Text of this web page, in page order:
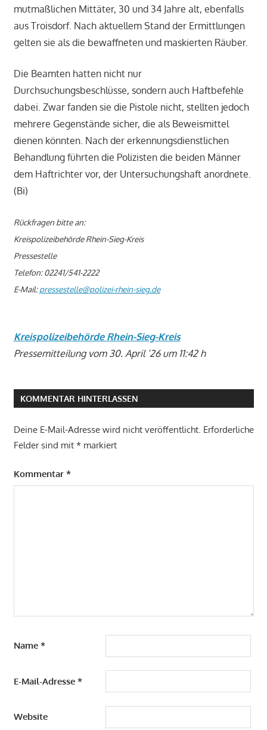
mutmaßlichen Mittäter, 30 und 34 Jahre alt, ebenfalls
aus Troisdorf. Nach aktuellem Stand der Ermittlungen
gelten sie als die bewaffneten und maskierten Räuber.
Die Beamten hatten nicht nur
Durchsuchungsbeschlüsse, sondern auch Haftbefehle
dabei. Zwar fanden sie die Pistole nicht, stellten jedoch
mehrere Gegenstände sicher, die als Beweismittel
dienen könnten. Nach der erkennungsdienstlichen
Behandlung führten die Polizisten die beiden Männer
dem Haftrichter vor, der Untersuchungshaft anordnete.
(Bi)
Rückfragen bitte an:
Kreispolizeibehörde Rhein-Sieg-Kreis
Pressestelle
Telefon: 02241/541-2222
E-Mail:pressestelle@polizei-rhein-sieg.de
Kreispolizeibehörde Rhein-Sieg-Kreis
Pressemitteilung vom 30. April ’26 um 11:42 h
KOMMENTAR HINTERLASSEN
Deine E-Mail-Adresse wird nicht veröffentlicht. Erforderliche
Felder sind mit *markiert
Kommentar *
Name *
E-Mail-Adresse *
Website